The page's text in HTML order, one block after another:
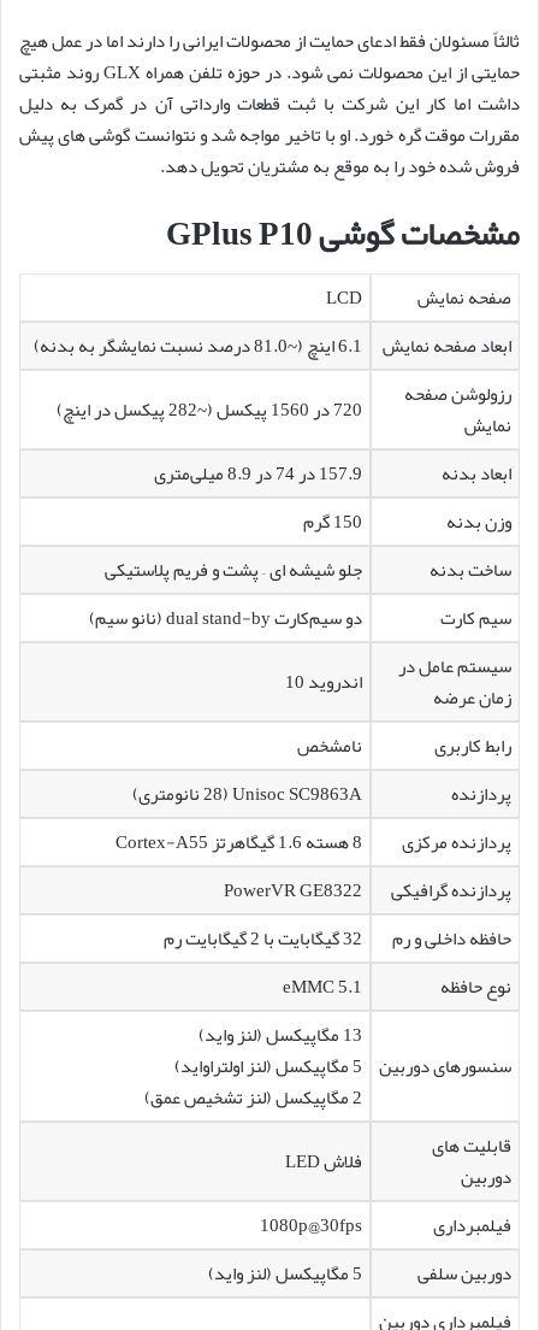
ثالثاً مسئولان فقط ادعای حمایت از محصولات ایرانی را دارند اما در عمل هیچ
حمایتی از این محصولات نمی شود. در حوزه تلفن همراه GLX روند مثبتی
داشت اما کار این شرکت با ثبت قطعات وارداتی آن در گمرک به دلیل
مقررات موقت گره خورد. او با تاخیر مواجه شد و نتوانست گوشی های پیش
فروش شده خود را به موقع به مشتریان تحویل دهد.
مشخصات گوشی GPlus P10
صفحه نمایش
LCD
ابعاد صفحه نمایش 6.1 اینچ (~81.0 درصد نسبت نمایشگر به بدنه)
رزولوشن صفحه
نمایش
720 در 1560 پیکسل (~282 پیکسل در اینچ)
ابعاد بدنه
157.9 در 74 در 8.9 میلی‌متری
وزن بدنه
150 گرم
ساخت بدنه
جلو شیشه ای – پشت و فریم پلاستیکی
سیم کارت
دو سیم‌کارت dual stand-by (نانو سیم)
سیستم عامل در
زمان عرضه
اندروید 10
رابط کاربری
نامشخص
پردازنده
Unisoc SC9863A (28 نانومتری)
پردازنده مرکزی
8 هسته 1.6 گیگاهرتز Cortex-A55
پردازنده گرافیکی
PowerVR GE8322
حافظه داخلی و رم
32 گیگابایت با 2 گیگابایت رم
نوع حافظه
eMMC 5.1
سنسورهای دوربین
13 مگاپیکسل (لنز واید)
5 مگاپیکسل (لنز اولتراواید)
2 مگاپیکسل (لنز تشخیص عمق)
قابلیت های
دوربین
فلاش LED
فیلمبرداری
1080p@30fps
دوربین سلفی
5 مگاپیکسل (لنز واید)
فیلمبرداری دوربین